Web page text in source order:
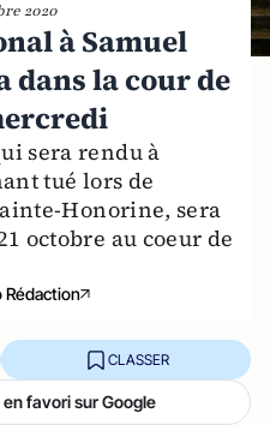
2020
à Samuel
dans la cour de
sera rendu à
tué lors de
Honorine, sera
octobre au coeur de
CLASSER
favori sur Google